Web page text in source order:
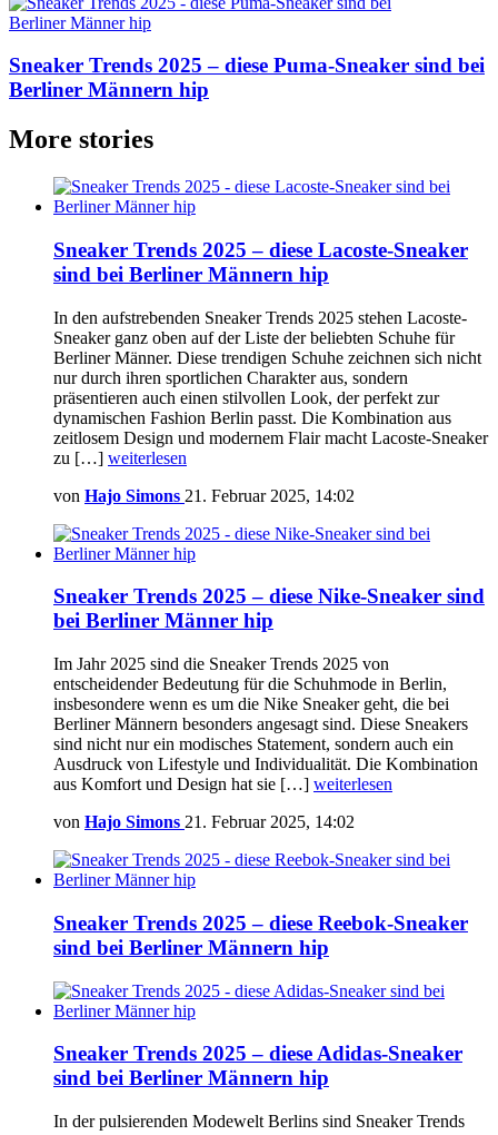
Sneaker Trends 2025 – diese Puma-Sneaker sind bei
Berliner Männern hip
More stories
Sneaker Trends 2025 – diese Lacoste-Sneaker
sind bei Berliner Männern hip
In den aufstrebenden Sneaker Trends 2025 stehen Lacoste-
Sneaker ganz oben auf der Liste der beliebten Schuhe für
Berliner Männer. Diese trendigen Schuhe zeichnen sich nicht
nur durch ihren sportlichen Charakter aus, sondern
präsentieren auch einen stilvollen Look, der perfekt zur
dynamischen Fashion Berlin passt. Die Kombination aus
zeitlosem Design und modernem Flair macht Lacoste-Sneaker
zu […] weiterlesen
von Hajo Simons 21. Februar 2025, 14:02
Sneaker Trends 2025 – diese Nike-Sneaker sind
bei Berliner Männer hip
Im Jahr 2025 sind die Sneaker Trends 2025 von
entscheidender Bedeutung für die Schuhmode in Berlin,
insbesondere wenn es um die Nike Sneaker geht, die bei
Berliner Männern besonders angesagt sind. Diese Sneakers
sind nicht nur ein modisches Statement, sondern auch ein
Ausdruck von Lifestyle und Individualität. Die Kombination
aus Komfort und Design hat sie […] weiterlesen
von Hajo Simons 21. Februar 2025, 14:02
Sneaker Trends 2025 – diese Reebok-Sneaker
sind bei Berliner Männern hip
Sneaker Trends 2025 – diese Adidas-Sneaker
sind bei Berliner Männern hip
In der pulsierenden Modewelt Berlins sind Sneaker Trends